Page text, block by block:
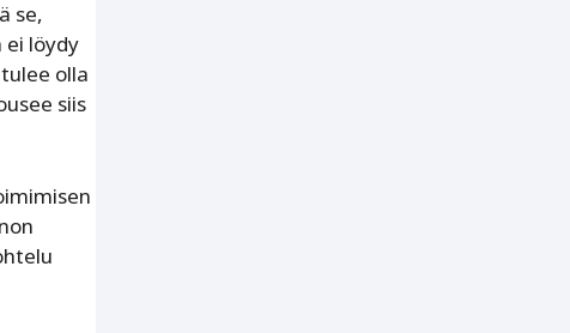
se,
löydy
olla
siis